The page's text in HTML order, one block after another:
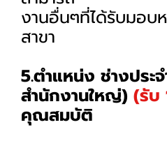
งานอื่นๆที่ได้รับมอบ
สาขา
5.ตำแหน่ง ช่างประจ
สำนักงานใหญ่) (รับ
คุณสมบัติ